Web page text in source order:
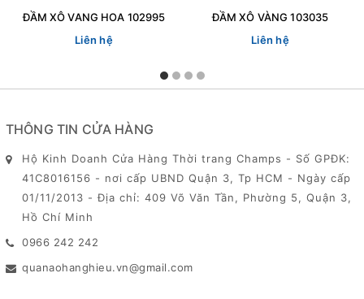
ĐẦM XÔ VANG HOA 102995
Liên hệ
ĐẦM XÔ VÀNG 103035
Liên hệ
THÔNG TIN CỬA HÀNG
Hộ Kinh Doanh Cửa Hàng Thời trang Champs - Số GPĐK:
41C8016156 - nơi cấp UBND Quận 3, Tp HCM - Ngày cấp
01/11/2013 - Địa chỉ: 409 Võ Văn Tần, Phường 5, Quận 3,
Hồ Chí Minh
0966 242 242
quanaohanghieu.vn@gmail.com